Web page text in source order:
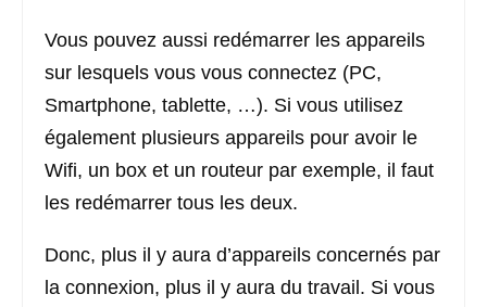
Vous pouvez aussi redémarrer les appareils
sur lesquels vous vous connectez (PC,
Smartphone, tablette, …). Si vous utilisez
également plusieurs appareils pour avoir le
Wifi, un box et un routeur par exemple, il faut
les redémarrer tous les deux.
Donc, plus il y aura d’appareils concernés par
la connexion, plus il y aura du travail. Si vous